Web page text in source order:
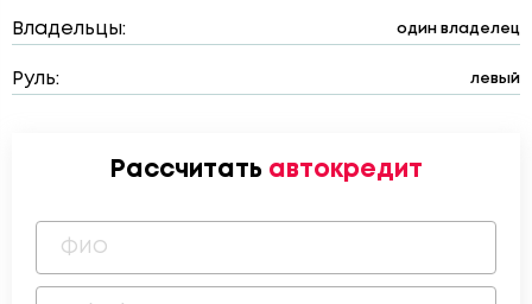
Владельцы: один владелец
Руль: левый
Рассчитать автокредит